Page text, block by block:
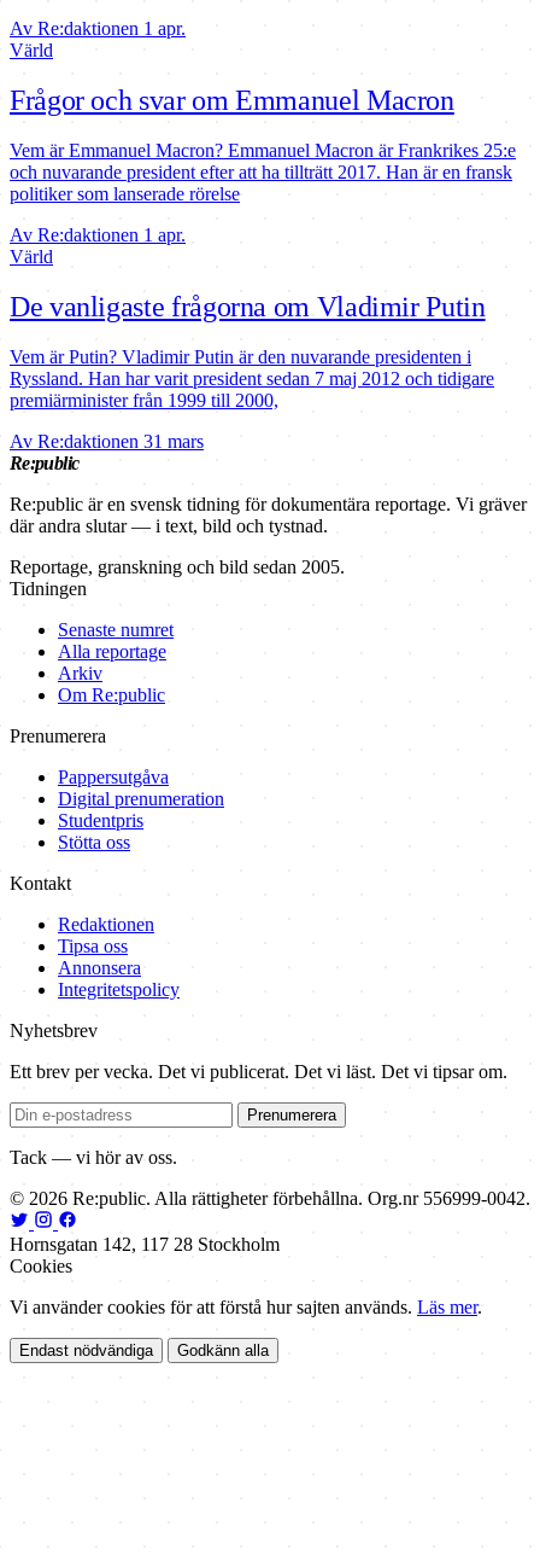
Av Re:daktionen 1 apr.
Värld
Frågor och svar om Emmanuel Macron
Vem är Emmanuel Macron? Emmanuel Macron är Frankrikes 25:e
och nuvarande president efter att ha tillträtt 2017. Han är en fransk
politiker som lanserade rörelse
Av Re:daktionen 1 apr.
Värld
De vanligaste frågorna om Vladimir Putin
Vem är Putin? Vladimir Putin är den nuvarande presidenten i
Ryssland. Han har varit president sedan 7 maj 2012 och tidigare
premiärminister från 1999 till 2000,
Av Re:daktionen 31 mars
Re:public
Re:public är en svensk tidning för dokumentära reportage. Vi gräver
där andra slutar — i text, bild och tystnad.
Reportage, granskning och bild sedan 2005.
Tidningen
Senaste numret
Alla reportage
Arkiv
Om Re:public
Prenumerera
Pappersutgåva
Digital prenumeration
Studentpris
Stötta oss
Kontakt
Redaktionen
Tipsa oss
Annonsera
Integritetspolicy
Nyhetsbrev
Ett brev per vecka. Det vi publicerat. Det vi läst. Det vi tipsar om.
Prenumerera
Tack — vi hör av oss.
© 2026 Re:public. Alla rättigheter förbehållna. Org.nr 556999-0042.
Hornsgatan 142, 117 28 Stockholm
Cookies
Vi använder cookies för att förstå hur sajten används. Läs mer.
Endast nödvändiga Godkänn alla